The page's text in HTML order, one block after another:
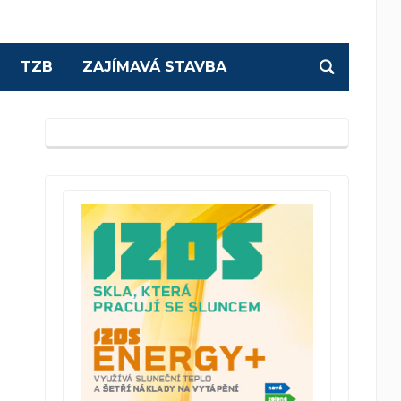
TZB ZAJÍMAVÁ STAVBA